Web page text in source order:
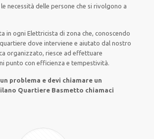
necessitàdelle persone che si rivolgono a
in ogni Elettricista di zona che, conoscendo
dove interviene e aiutato dal nostro
organizzato, riesce ad effettuare
punto con efficienza e tempestività.
problema e devi chiamare un
Quartiere Basmetto chiamaci